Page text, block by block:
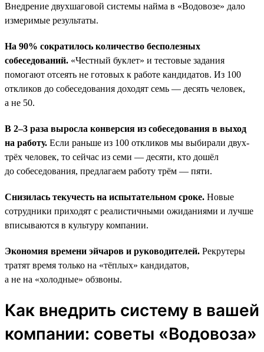
Внедрение двухшаговой системы найма в «Водовозе» дало
измеримые результаты.
На 90% сократилось количество бесполезных
собеседований. «Честный буклет» и тестовые задания
помогают отсеять не готовых к работе кандидатов. Из 100
откликов до собеседования доходят семь — десять человек,
а не 50.
В 2–3 раза выросла конверсия из собеседования в выход
на работу. Если раньше из 100 откликов мы выбирали двух-
трёх человек, то сейчас из семи — десяти, кто дошёл
до собеседования, предлагаем работу трём — пяти.
Снизилась текучесть на испытательном сроке. Новые
сотрудники приходят с реалистичными ожиданиями и лучше
вписываются в культуру компании.
Экономия времени эйчаров и руководителей. Рекрутеры
тратят время только на «тёплых» кандидатов,
а не на «холодные» обзвоны.
Как внедрить систему в вашей
компании: советы «Водовоза»